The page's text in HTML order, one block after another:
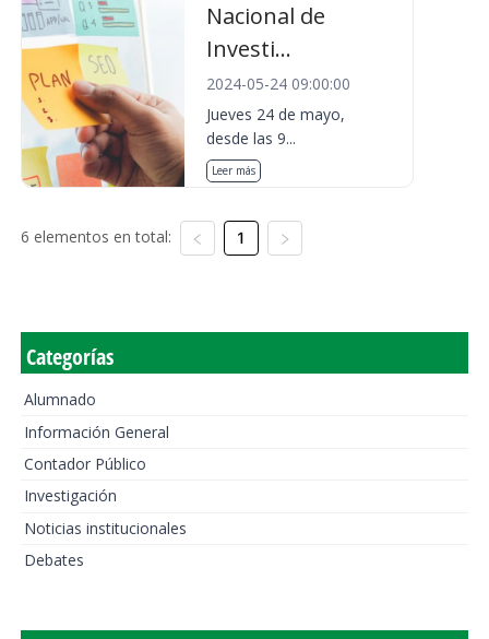
Nacional de
Investi...
2024-05-24 09:00:00
Jueves 24 de mayo,
desde las 9...
Leer más
6 elementos en total: 1
Categorías
Alumnado
Información General
Contador Público
Investigación
Noticias institucionales
Debates